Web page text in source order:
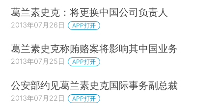
葛兰素史克：将更换中国公司负责人
2013年07月26日 APP打开
葛兰素史克称贿赂案将影响其中国业务
2013年07月25日 APP打开
公安部约见葛兰素史克国际事务副总裁
2013年07月22日 APP打开